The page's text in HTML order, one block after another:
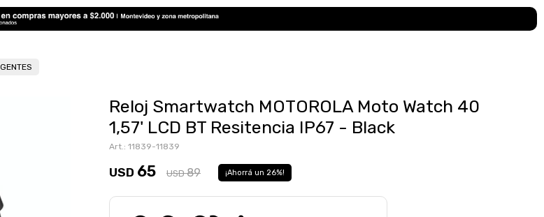
Reloj Smartwatch MOTOROLA Moto Watch 40
1,57' LCD BT Resitencia IP67 - Black
11839-11839
USD 65 USD 89 26